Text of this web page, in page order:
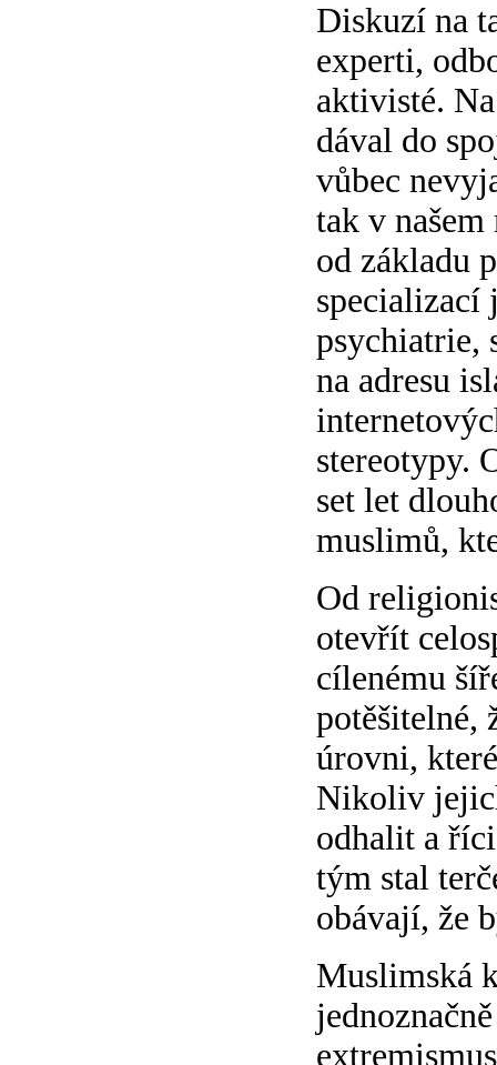
Diskuzí na
experti,
aktivisté.
dával do
vůbec
tak v
od základu
specializací
psychiatrie,
na adresu
stereotypy.
set let
muslimů,
Od
otevřít
cílenému
potěšitelné,
úrovni,
Nikoliv
odhalit a
tým stal
obávají, že
Muslimská